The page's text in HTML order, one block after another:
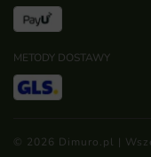
METODY DOSTAWY
© 2026 Dimuro.pl |